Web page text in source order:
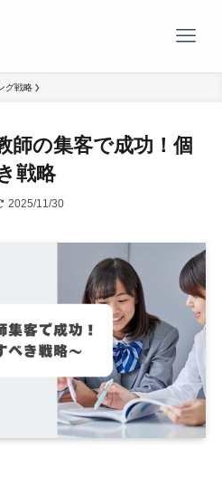
グ戦略
師の集客で成功！個
戦略
2025/11/30